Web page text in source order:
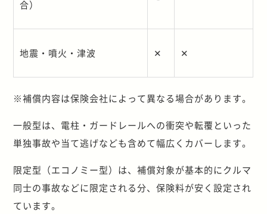
合）
地震・噴火・津波 ✕ ✕
※補償内容は保険会社によって異なる場合があります。
一般型は、電柱・ガードレールへの衝突や転覆といった
単独事故や当て逃げなども含めて幅広くカバーします。
限定型（エコノミー型）は、補償対象が基本的にクルマ
同士の事故などに限定される分、保険料が安く設定され
ています。